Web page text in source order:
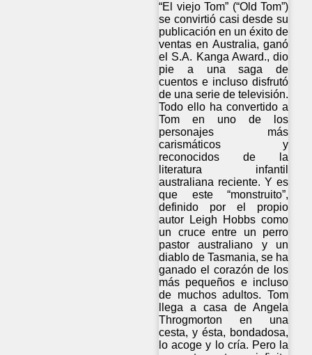
“El viejo Tom” (“Old Tom”)
se convirtió casi desde su
publicación en un éxito de
ventas en Australia, ganó
el S.A. Kanga Award., dio
pie a una saga de
cuentos e incluso disfrutó
de una serie de televisión.
Todo ello ha convertido a
Tom en uno de los
personajes más
carismáticos y
reconocidos de la
literatura infantil
australiana reciente. Y es
que este “monstruito”,
definido por el propio
autor Leigh Hobbs como
un cruce entre un perro
pastor australiano y un
diablo de Tasmania, se ha
ganado el corazón de los
más pequeños e incluso
de muchos adultos. Tom
llega a casa de Angela
Throgmorton en una
cesta, y ésta, bondadosa,
lo acoge y lo cría. Pero la